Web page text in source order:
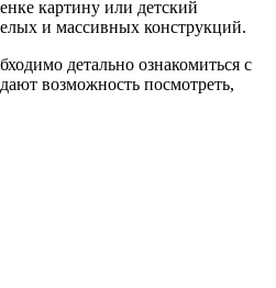
картину или детский
и массивных конструкций.
детально ознакомиться с
возможность посмотреть,